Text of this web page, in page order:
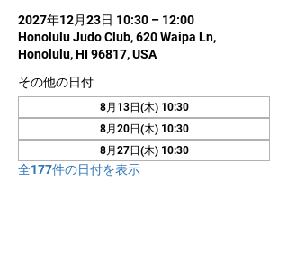
2027年12月23日 10:30 – 12:00
Honolulu Judo Club, 620 Waipa Ln,
Honolulu, HI 96817, USA
その他の日付
8月13日(木) 10:30
8月20日(木) 10:30
8月27日(木) 10:30
全177件の日付を表示